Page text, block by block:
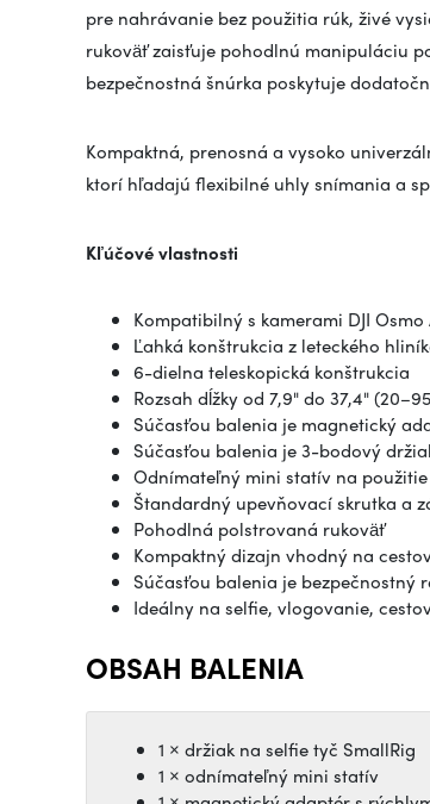
pre nahrávanie bez použitia rúk, živé
rukoväť zaisťuje pohodlnú manipuláciu
bezpečnostná šnúrka poskytuje
Kompaktná, prenosná a vysoko
ktorí hľadajú flexibilné uhly snímania a
Kľúčové vlastnosti
Kompatibilný s kamerami DJI
Ľahká konštrukcia z leteckého
6-dielna teleskopická konštrukcia
Rozsah dĺžky od 7,9" do 37,4"
Súčasťou balenia je magnetický
Súčasťou balenia je 3-bodový
Odnímateľný mini statív na
Štandardný upevňovací skrutka a
Pohodlná polstrovaná rukoväť
Kompaktný dizajn vhodný na
Súčasťou balenia je bezpečnostný
Ideálny na selfie, vlogovanie,
OBSAH BALENIA
1 × držiak na selfie tyč SmallRig
1 × odnímateľný mini statív